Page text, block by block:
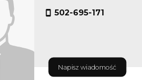
502-695-171
Napisz wiadomość